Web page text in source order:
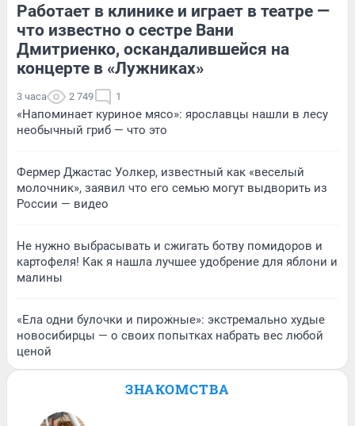
Работает в клинике и играет в театре —
что известно о сестре Вани
Дмитриенко, оскандалившейся на
концерте в «Лужниках»
3 часа 2 749 1
«Напоминает куриное мясо»: ярославцы нашли в лесу
необычный гриб — что это
Фермер Джастас Уолкер, известный как «веселый
молочник», заявил что его семью могут выдворить из
России — видео
Не нужно выбрасывать и сжигать ботву помидоров и
картофеля! Как я нашла лучшее удобрение для яблони и
малины
«Ела одни булочки и пирожные»: экстремально худые
новосибирцы — о своих попытках набрать вес любой
ценой
ЗНАКОМСТВА